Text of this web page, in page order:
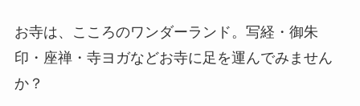
お寺は、こころのワンダーランド。写経・御朱
印・座禅・寺ヨガなどお寺に足を運んでみません
か？